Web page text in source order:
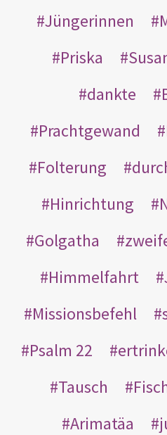
Jüngerinnen
Priska
dankte
Prachtgewand
Folterung
Hinrichtung
Golgatha
Himmelfahrt
Missionsbefehl
Psalm 22
Tausch
Arimatäa